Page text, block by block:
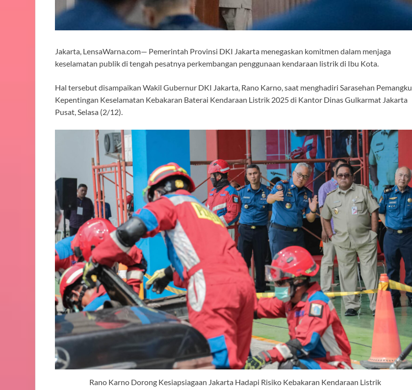
Jakarta, LensaWarna.com— Pemerintah Provinsi DKI Jakarta menegaskan komitmen dalam menjaga
keselamatan publik di tengah pesatnya perkembangan penggunaan kendaraan listrik di Ibu Kota.
Hal tersebut disampaikan Wakil Gubernur DKI Jakarta, Rano Karno, saat menghadiri Sarasehan Pemangku
Kepentingan Keselamatan Kebakaran Baterai Kendaraan Listrik 2025 di Kantor Dinas Gulkarmat Jakarta
Pusat, Selasa (2/12).
Rano Karno Dorong Kesiapsiagaan Jakarta Hadapi Risiko Kebakaran Kendaraan Listrik